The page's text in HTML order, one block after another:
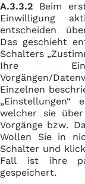
A.3.3.2 Beim
Einwilligung
entscheiden
Das geschieht
Schalters
Ihre
Vorgängen/
Einzelnen
welcher sie
Vorgänge bzw.
Wollen Sie in
Schalter und
Fall ist ihre
gespeichert.